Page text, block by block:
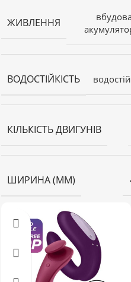
ЖИВЛЕННЯ
ВОДОСТІЙКІСТЬ
КІЛЬКІСТЬ ДВИГУНІВ
ШИРИНА (ММ)